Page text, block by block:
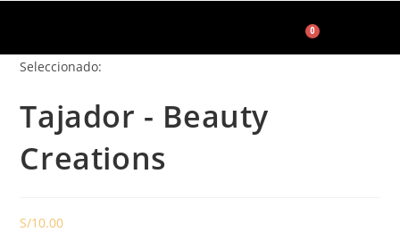
0
Seleccionado:
Tajador - Beauty
Creations
S/10.00